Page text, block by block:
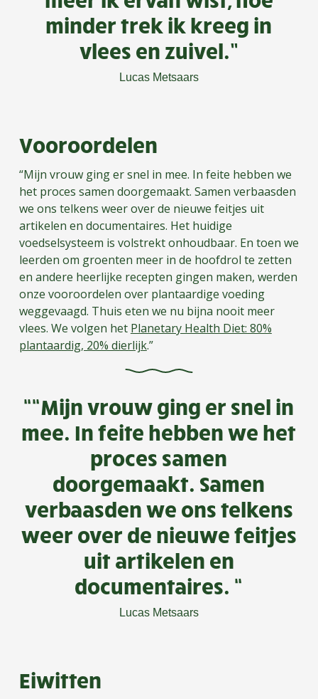
Lucas Metsaars
minder trek ik kreeg in
vlees en zuivel.”
Vooroordelen
“Mijn vrouw ging er snel in mee. In feite hebben we
het proces samen doorgemaakt. Samen verbaasden
we ons telkens weer over de nieuwe feitjes uit
artikelen en documentaires. Het huidige
voedselsysteem is volstrekt onhoudbaar. En toen we
leerden om groenten meer in de hoofdrol te zetten
en andere heerlijke recepten gingen maken, werden
onze vooroordelen over plantaardige voeding
weggevaagd. Thuis eten we nu bijna nooit meer
vlees. We volgen het Planetary Health Diet: 80%
plantaardig, 20% dierlijk.”
Lucas Metsaars
““Mijn vrouw ging er snel in
mee. In feite hebben we het
proces samen
doorgemaakt. Samen
verbaasden we ons telkens
weer over de nieuwe feitjes
uit artikelen en
documentaires. “
Eiwitten